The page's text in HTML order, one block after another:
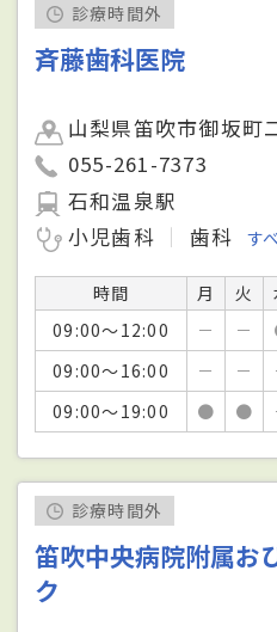
診療時間外
斉藤歯科医院
山梨県笛吹市御坂町
055-261-7373
石和温泉駅
小児歯科
歯科 す
時間 月 火
09:00～12:00
－ －
09:00～16:00
－ －
09:00～19:00
● ●
診療時間外
笛吹中央病院附属お
ク